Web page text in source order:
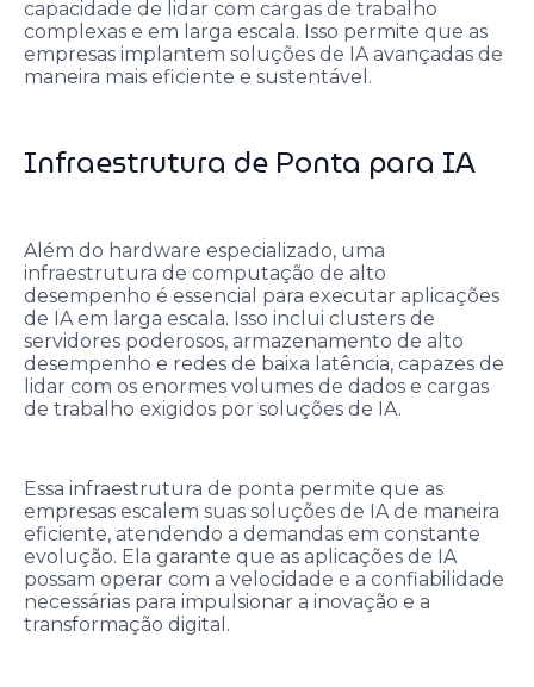
capacidade de lidar com cargas de trabalho
complexas e em larga escala. Isso permite que as
empresas implantem soluções de IA avançadas de
maneira mais eficiente e sustentável.
Infraestrutura de Ponta para IA
Além do hardware especializado, uma
infraestrutura de computação de alto
desempenho é essencial para executar aplicações
de IA em larga escala. Isso inclui clusters de
servidores poderosos, armazenamento de alto
desempenho e redes de baixa latência, capazes de
lidar com os enormes volumes de dados e cargas
de trabalho exigidos por soluções de IA.
Essa infraestrutura de ponta permite que as
empresas escalem suas soluções de IA de maneira
eficiente, atendendo a demandas em constante
evolução. Ela garante que as aplicações de IA
possam operar com a velocidade e a confiabilidade
necessárias para impulsionar a inovação e a
transformação digital.